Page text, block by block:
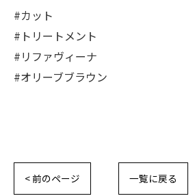
#カット
#トリートメント
#リファヴィーナ
#オリーブブラウン
< 前のページ 一覧に戻る